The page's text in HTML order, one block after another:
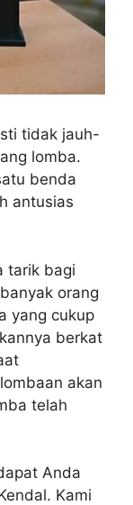
tidak jauh-
lomba.
benda
antusias
tarik bagi
orang
yang cukup
berkat
akan
telah
Anda
Kami